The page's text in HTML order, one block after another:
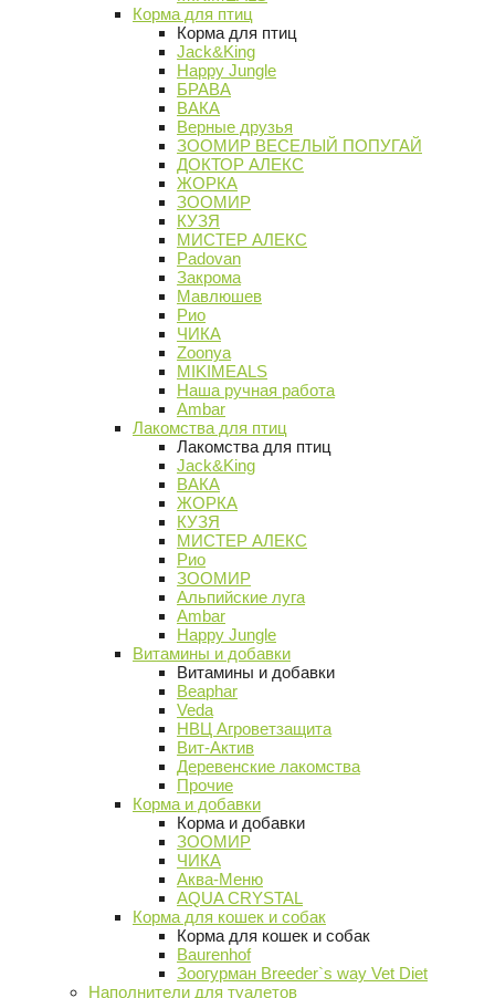
Корма для птиц
Корма для птиц
Jack&King
Happy Jungle
БРАВА
ВАКА
Верные друзья
ЗООМИР ВЕСЕЛЫЙ ПОПУГАЙ
ДОКТОР АЛЕКС
ЖОРКА
ЗООМИР
КУЗЯ
МИСТЕР АЛЕКС
Padovan
Закрома
Мавлюшев
Рио
ЧИКА
Zoonya
MIKIMEALS
Наша ручная работа
Ambar
Лакомства для птиц
Лакомства для птиц
Jack&King
ВАКА
ЖОРКА
КУЗЯ
МИСТЕР АЛЕКС
Рио
ЗООМИР
Альпийские луга
Ambar
Happy Jungle
Витамины и добавки
Витамины и добавки
Beaphar
Veda
НВЦ Агроветзащита
Вит-Актив
Деревенские лакомства
Прочие
Корма и добавки
Корма и добавки
ЗООМИР
ЧИКА
Аква-Меню
AQUA CRYSTAL
Корма для кошек и собак
Корма для кошек и собак
Baurenhof
Зоогурман Breeder`s way Vet Diet
Наполнители для туалетов